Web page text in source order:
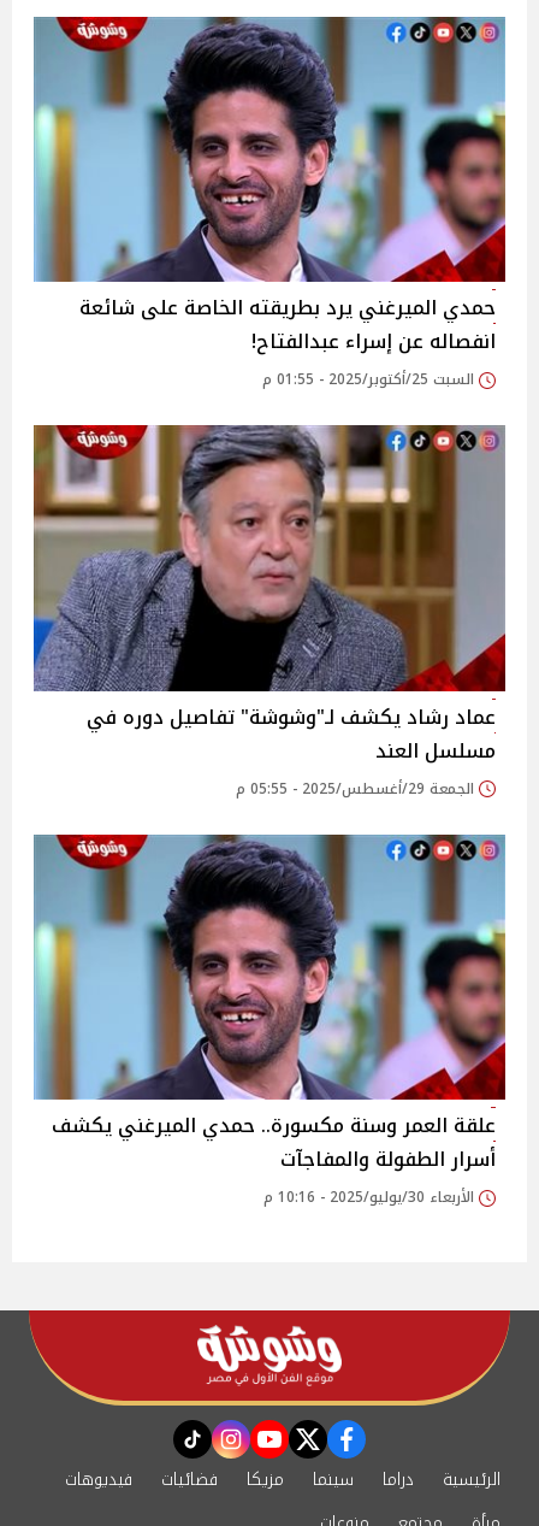
حمدي الميرغني يرد بطريقته الخاصة على شائعة
انفصاله عن إسراء عبدالفتاح!
السبت 25/أكتوبر/2025 - 01:55 م
عماد رشاد يكشف لـ"وشوشة" تفاصيل دوره في
مسلسل العند‎
الجمعة 29/أغسطس/2025 - 05:55 م
علقة العمر وسنة مكسورة.. حمدي الميرغني يكشف
أسرار الطفولة والمفاجآت‎
الأربعاء 30/يوليو/2025 - 10:16 م
facebook
twitter
youtube
instagram
tiktok
الرئيسية دراما سينما مزيكا فضائيات
فيديوهات